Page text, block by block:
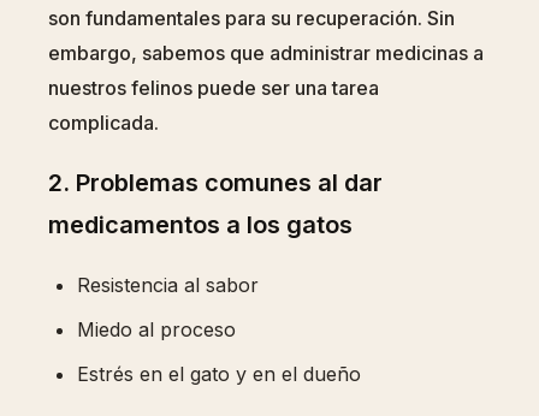
son fundamentales para su recuperación. Sin
embargo, sabemos que administrar medicinas a
nuestros felinos puede ser una tarea
complicada.
2. Problemas comunes al dar
medicamentos a los gatos
Resistencia al sabor
Miedo al proceso
Estrés en el gato y en el dueño